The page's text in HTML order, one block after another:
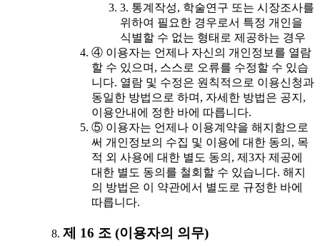
3. 통계작성, 학술연구 또는 시장조사를
위하여 필요한 경우로서 특정 개인을
식별할 수 없는 형태로 제공하는 경우
④ 이용자는 언제나 자신의 개인정보를 열람
할 수 있으며, 스스로 오류를 수정할 수 있습
니다. 열람 및 수정은 원칙적으로 이용신청과
동일한 방법으로 하며, 자세한 방법은 공지,
이용안내에 정한 바에 따릅니다.
⑤ 이용자는 언제나 이용계약을 해지함으로
써 개인정보의 수집 및 이용에 대한 동의, 목
적 외 사용에 대한 별도 동의, 제3자 제공에
대한 별도 동의를 철회할 수 있습니다. 해지
의 방법은 이 약관에서 별도로 규정한 바에
따릅니다.
제 16 조 (이용자의 의무)